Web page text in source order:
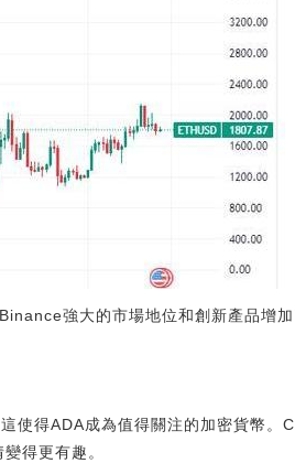
強大的市場地位和創新產品增
使得ADA成為值得關注的加密貨幣。
得更有趣。